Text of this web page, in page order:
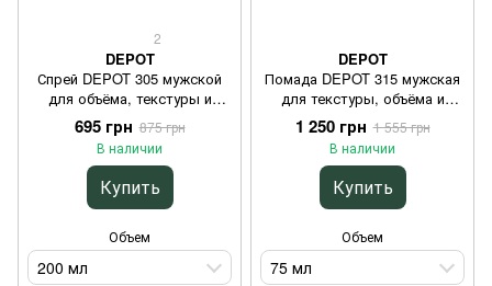
2
DEPOT
Спрей DEPOT 305 мужской
для объёма, текстуры и
контроля укладки волос 200
мл
695 грн 875 грн
В наличии
Купить
Объем
200 мл
DEPOT
Помада DEPOT 315 мужская
для текстуры, объёма и
длительной фиксации
укладки волос 75 мл
1 250 грн 1 555 грн
В наличии
Купить
Объем
75 мл